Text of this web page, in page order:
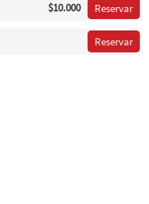
$10.000 Reservar
Reservar